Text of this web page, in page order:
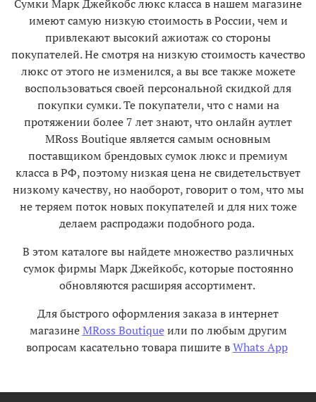
Сумки Марк Джейкобс люкс класса в нашем магазине
имеют самую низкую стоимость в России, чем и
привлекают высокий ажиотаж со стороны
покупателей. Не смотря на низкую стоимость качество
люкс от этого не изменился, а вы все также можете
воспользоваться своей персональной скидкой для
покупки сумки. Те покупатели, что с нами на
протяжении более 7 лет знают, что онлайн аутлет
MRoss Boutique является самым основным
поставщиком брендовых сумок люкс и премиум
класса в РФ, поэтому низкая цена не свидетельствует
низкому качеству, но наоборот, говорит о том, что мы
не теряем поток новых покупателей и для них тоже
делаем распродажи подобного рода.
В этом каталоге вы найдете множество различных
сумок фирмы Марк Джейкобс, которые постоянно
обновляются расширяя ассортимент.
Для быстрого оформления заказа в интернет
магазинеMRoss Boutiqueили по любым другим
вопросам касательно товара пишите вWhats App